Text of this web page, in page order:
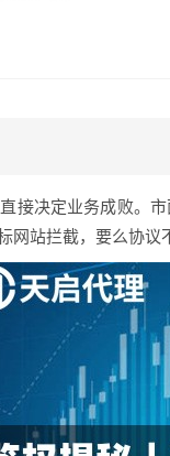
接决定业务成败。
站拦截，要么协议